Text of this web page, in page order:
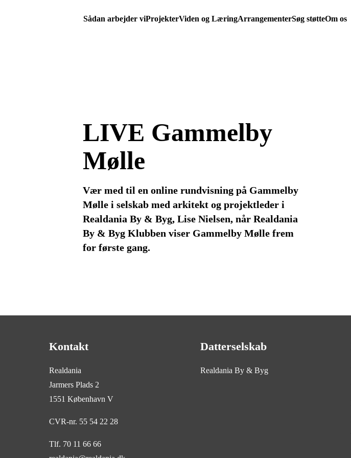
Sådan arbejder viProjekterViden og LæringArrangementerSøg støtteOm os
LIVE Gammelby
Mølle
Vær med til en online rundvisning på Gammelby
Mølle i selskab med arkitekt og projektleder i
Realdania By & Byg, Lise Nielsen, når Realdania
By & Byg Klubben viser Gammelby Mølle frem
for første gang.
Kontakt
Realdania
Jarmers Plads 2
1551 København V
CVR-nr. 55 54 22 28
Tlf. 70 11 66 66
Datterselskab
Realdania By & Byg